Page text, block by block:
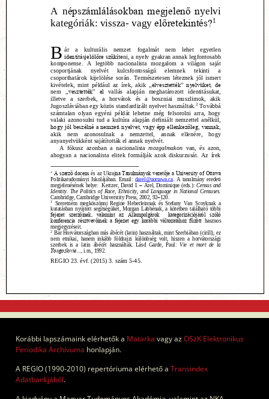
Korábbi lapszámaink elérhetők a Matarka vagy azOSzK Elektronikus
Periodika Archívuma honlapján.
A REGIO (1990-2010) repertóriuma elérhető a Transindex
Adatbankjából.